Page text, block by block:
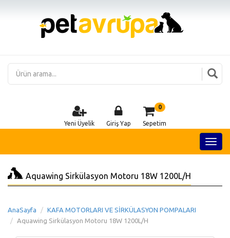
Yeni Üyelik Giriş Yap
0
Sepetim
Aquawing Sirkülasyon Motoru 18W 1200L/H
AnaSayfa
KAFA MOTORLARI VE SİRKÜLASYON POMPALARI
Aquawing Sirkülasyon Motoru 18W 1200L/H